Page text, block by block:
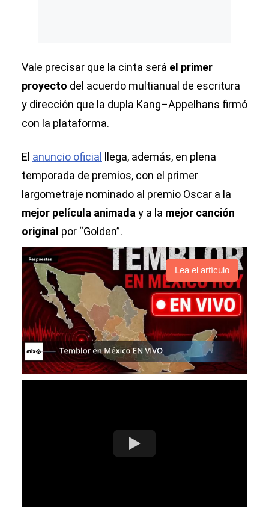
Vale precisar que la cinta será el primer
proyecto del acuerdo multianual de escritura
y dirección que la dupla Kang–Appelhans firmó
con la plataforma.
El anuncio oficial
llega, además, en plena
temporada de premios, con el primer
largometraje nominado al premio Oscar a la
mejor película animada y a la mejor canción
original por “Golden”.
Lea el artículo